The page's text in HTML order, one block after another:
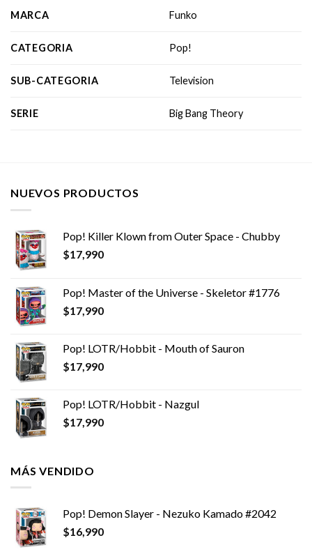
MARCA Funko
CATEGORIA Pop!
SUB-CATEGORIA Television
SERIE Big Bang Theory
NUEVOS PRODUCTOS
Pop! Killer Klown from Outer Space - Chubby
$17,990
Pop! Master of the Universe - Skeletor #1776
$17,990
Pop! LOTR/Hobbit - Mouth of Sauron
$17,990
Pop! LOTR/Hobbit - Nazgul
$17,990
MÁS VENDIDO
Pop! Demon Slayer - Nezuko Kamado #2042
$16,990